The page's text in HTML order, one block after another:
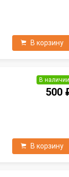
В корзину
В наличии
500
В корзину